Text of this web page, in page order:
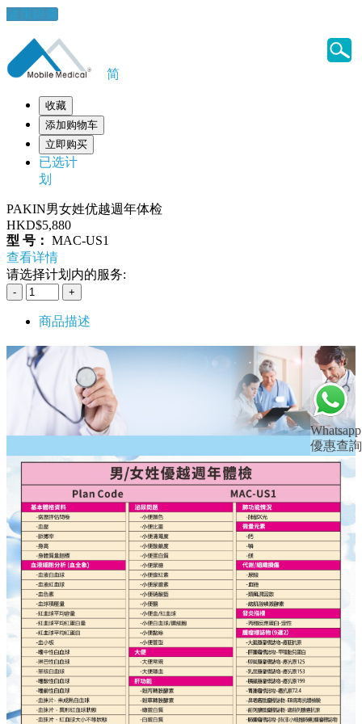
健康錦囊
Whatsapp
優惠查詢
简
收藏
添加购物车
立即购买
已选计
划
PAKIN男女姓优越週年体检
HKD$5,880
型 号： MAC-US1
查看详情
请选择计划内的服务:
商品描述